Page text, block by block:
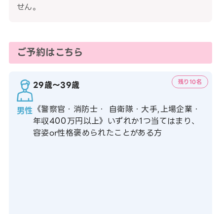
せん。
ご予約はこちら
男性
29歳〜39歳
《警察官・消防士・ 自衛隊・大手,上場企業・
年収400万円以上》いずれか1つ当てはまり、
容姿or性格褒められたことがある方
残り10名